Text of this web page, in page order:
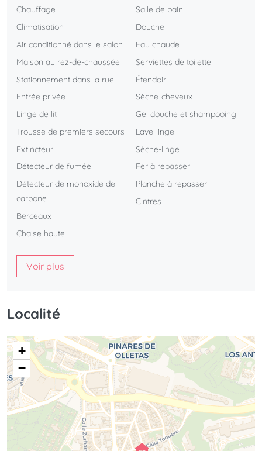
Chauffage
Climatisation
Air conditionné dans le salon
Maison au rez-de-chaussée
Stationnement dans la rue
Entrée privée
Linge de lit
Trousse de premiers secours
Extincteur
Détecteur de fumée
Détecteur de monoxide de
carbone
Berceaux
Chaise haute
Salle de bain
Douche
Eau chaude
Serviettes de toilette
Étendoir
Sèche-cheveux
Gel douche et shampooing
Lave-linge
Sèche-linge
Fer à repasser
Planche à repasser
Cintres
Voir plus
Localité
+
−